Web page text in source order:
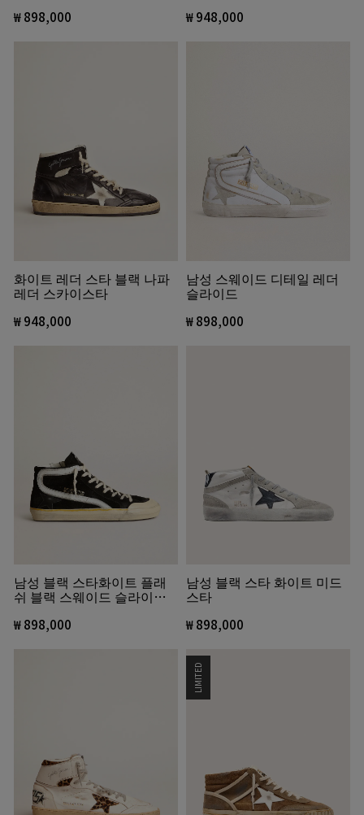
₩ 898,000 ₩ 948,000
화이트 레더 스타 블랙 나파
레더 스카이스타
₩ 948,000
남성 스웨이드 디테일 레더
슬라이드
₩ 898,000
남성 블랙 스타화이트 플래
쉬 블랙 스웨이드 슬라이드
₩ 898,000
남성 블랙 스타 화이트 미드
스타
₩ 898,000
LIMITED